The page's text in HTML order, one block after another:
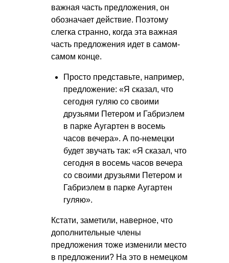
важная часть предложения, он
обозначает действие. Поэтому
слегка странно, когда эта важная
часть предложения идет в самом-
самом конце.
Просто представьте, например,
предложение: «Я сказал, что
сегодня гуляю со своими
друзьями Петером и Габриэлем
в парке Аугартен в восемь
часов вечера». А по-немецки
будет звучать так: «Я сказал, что
сегодня в восемь часов вечера
со своими друзьями Петером и
Габриэлем в парке Аугартен
гуляю».
Кстати, заметили, наверное, что
дополнительные члены
предложения тоже изменили место
в предложении? На это в немецком